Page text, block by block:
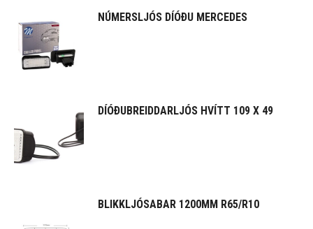
NÚMERSLJÓS DÍÓÐU MERCEDES
DÍÓÐUBREIDDARLJÓS HVÍTT 109 X 49
BLIKKLJÓSABAR 1200MM R65/R10